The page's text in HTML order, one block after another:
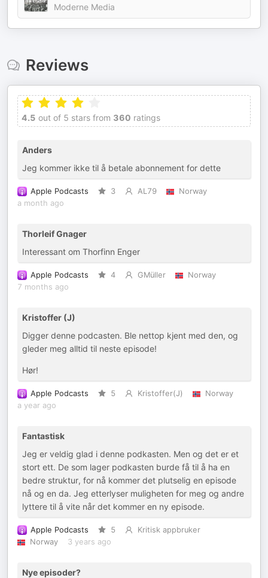
Moderne Media
Reviews
4.5 out of 5 stars from 360 ratings
Anders
Jeg kommer ikke til å betale abonnement for dette
Apple Podcasts 3 AL79
Norway
a month ago
Thorleif Gnager
Interessant om Thorfinn Enger
Apple Podcasts 4 GMüller
Norway
7 months ago
Kristoffer (J)
Digger denne podcasten. Ble nettop kjent med den, og
gleder meg alltid til neste episode!
Hør!
Apple Podcasts 5 Kristoffer(J)
Norway
a year ago
Fantastisk
Jeg er veldig glad i denne podkasten. Men og det er et
stort ett. De som lager podkasten burde få til å ha en
bedre struktur, for nå kommer det plutselig en episode
nå og en da. Jeg etterlyser muligheten for meg og andre
lyttere til å vite når det kommer en ny episode.
Apple Podcasts 5
Kritisk appbruker
Norway
3 years ago
Nye episoder?